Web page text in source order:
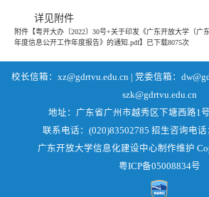
详见附件
附件【粤开大办〔2022〕30号+关于印发《广东开放大学（广
年度信息公开工作年度报告》的通知.pdf】已下载8075次
校长信箱：xz@gdrtvu.edu.cn | 党委信箱：
szk@gdrtvu.edu.cn
地址：广东省广州市越秀区下塘西路1
联系电话：(020)83502785 招生咨询电话
广东开放大学信息化建设中心制作维护
粤ICP备05008834号